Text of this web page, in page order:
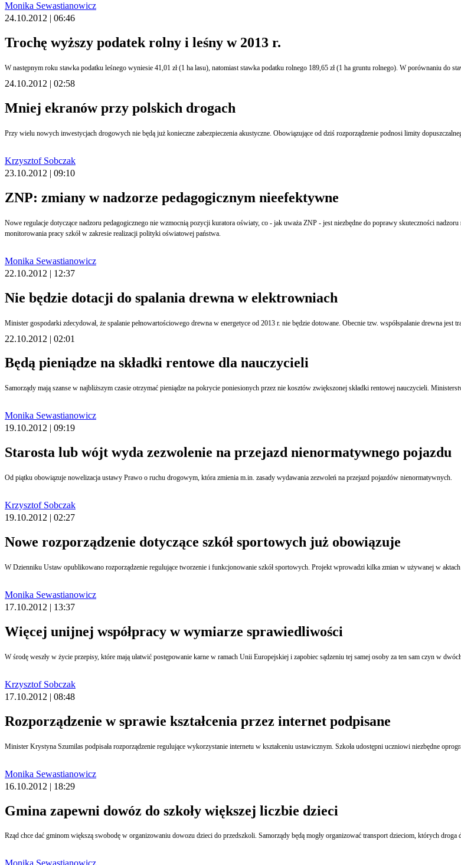
Monika Sewastianowicz
24.10.2012 | 06:46
Trochę wyższy podatek rolny i leśny w 2013 r.
24.10.2012 | 02:58
Mniej ekranów przy polskich drogach
Przy wielu nowych inwestycjach drogowych nie będą już konieczne zabezpieczenia akustyczne. Obowiązujące od dziś rozporządzenie podnosi limity
Krzysztof Sobczak
23.10.2012 | 09:10
ZNP: zmiany w nadzorze pedagogicznym nieefektywne
Nowe regulacje dotyczące nadzoru pedagogicznego nie wzmocnią pozycji kuratora oświaty, co - jak uważa ZNP - jest niezbędne do poprawy skuteczności
monitorowania pracy szkół w zakresie realizacji polityki oświatowej państwa.
Monika Sewastianowicz
22.10.2012 | 12:37
Nie będzie dotacji do spalania drewna w elektrowniach
22.10.2012 | 02:01
Będą pieniądze na składki rentowe dla nauczycieli
Samorządy mają szanse w najbliższym czasie otrzymać pieniądze na pokrycie poniesionych przez nie kosztów zwiększonej składki rentowej nauczycieli.
Monika Sewastianowicz
19.10.2012 | 09:19
Starosta lub wójt wyda zezwolenie na przejazd nienormatywnego pojazdu
Od piątku obowiązuje nowelizacja ustawy Prawo o ruchu drogowym, która zmienia m.in. zasady wydawania zezwoleń na przejazd pojazdów nienormatywnych.
Krzysztof Sobczak
19.10.2012 | 02:27
Nowe rozporządzenie dotyczące szkół sportowych już obowiązuje
W Dzienniku Ustaw opublikowano rozporządzenie regulujące tworzenie i funkcjonowanie szkół sportowych. Projekt wprowadzi kilka zmian w używanej w
Monika Sewastianowicz
17.10.2012 | 13:37
Więcej unijnej współpracy w wymiarze sprawiedliwości
Krzysztof Sobczak
17.10.2012 | 08:48
Rozporządzenie w sprawie kształcenia przez internet podpisane
Minister Krystyna Szumilas podpisała rozporządzenie regulujące wykorzystanie internetu w kształceniu ustawicznym. Szkoła udostępni uczniowi niezbędne
Monika Sewastianowicz
16.10.2012 | 18:29
Gmina zapewni dowóz do szkoły większej liczbie dzieci
Rząd chce dać gminom większą swobodę w organizowaniu dowozu dzieci do przedszkoli. Samorządy będą mogły organizować transport dzieciom, których droga